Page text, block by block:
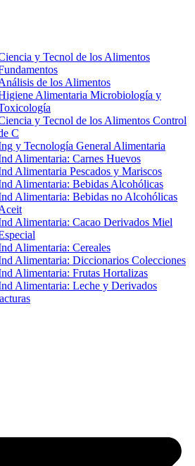
y Tecnol de los Alimentos
de los Alimentos
Alimentaria Microbiología y
y Tecnol de los Alimentos Control
C
y Tecnología General Alimentaria
Alimentaria: Carnes Huevos
Alimentaria Pescados y Mariscos
Alimentaria: Bebidas Alcohólicas
Alimentaria: Bebidas no Alcohólicas
Alimentaria: Cacao Derivados Miel
Alimentaria: Cereales
Alimentaria: Diccionarios Colecciones
Alimentaria: Frutas Hortalizas
Alimentaria: Leche y Derivados